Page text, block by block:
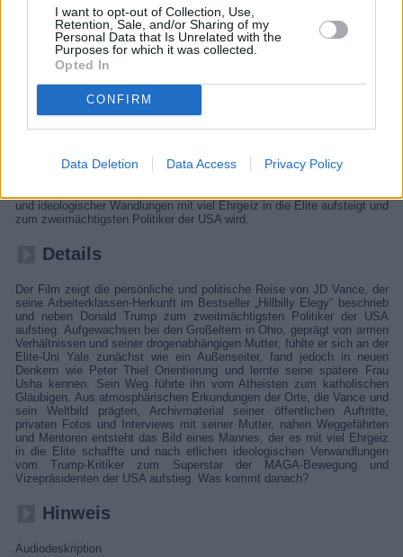
I want to opt-out of Collection, Use,
Retention, Sale, and/or Sharing of my
Personal Data that Is Unrelated with the
Purposes for which it was collected.
Opted In
CONFIRM
Data Deletion Data Access Privacy Policy
Der Mann nach Trump
Übersicht
Rust Belt Amerikas über seine Zeit an der Elite-Uni Yale bis zum
und ideologischer Wandlungen mit viel Ehrgeiz in die Elite aufsteigt und
zum zweimächtigsten Politiker der USA wird.
Details
Der Film zeigt die persönliche und politische Reise von JD Vance, der
seine Arbeiterklassen-Herkunft im Bestseller „Hillbilly Elegy“ beschrieb
und neben Donald Trump zum zweitmächtigsten Politiker der USA
aufstieg. Aufgewachsen bei den Großeltern in Ohio, geprägt von armen
Verhältnissen und seiner drogenabhängigen Mutter, fühlte er sich an der
Elite-Uni Yale zunächst wie ein Außenseiter, fand jedoch in neuen
Denkern wie Peter Thiel Orientierung und lernte seine spätere Frau
Usha kennen. Sein Weg führte ihn vom Atheisten zum katholischen
Gläubigen. Aus atmosphärischen Erkundungen der Orte, die Vance und
sein Weltbild prägten, Archivmaterial seiner öffentlichen Auftritte,
privaten Fotos und Interviews mit seiner Mutter, nahen Weggefährten
und Mentoren entsteht das Bild eines Mannes, der es mit viel Ehrgeiz
in die Elite schaffte und nach etlichen ideologischen Verwandlungen
vom Trump-Kritiker zum Superstar der MAGA-Bewegung und
Vizepräsidenten der USA aufstieg. Was kommt danach?
Hinweis
Audiodeskription